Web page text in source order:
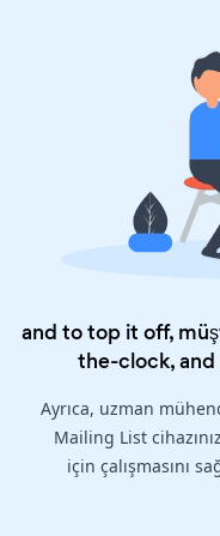
and to top it off,
the-clock, and
Ayrıca, uzman
Mailing List
için çalışmasını